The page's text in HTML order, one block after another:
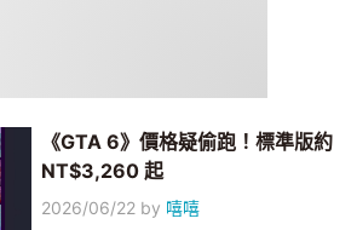
《GTA 6》價格疑偷跑！標準版約
NT$3,260 起
2026/06/22 by 嘻嘻